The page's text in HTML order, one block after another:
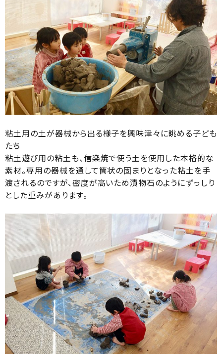
粘土用の土が器械から出る様子を興味津々に眺める子ども
たち
粘土遊び用の粘土も、信楽焼で使う土を使用した本格的な
素材。専用の器械を通して筒状の固まりとなった粘土を手
渡されるのですが、密度が高いため漬物石のようにずっしり
とした重みがあります。